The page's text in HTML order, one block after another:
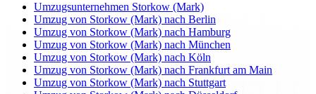
Umzugsunternehmen Storkow (Mark)
Umzug von Storkow (Mark) nach Berlin
Umzug von Storkow (Mark) nach Hamburg
Umzug von Storkow (Mark) nach München
Umzug von Storkow (Mark) nach Köln
Umzug von Storkow (Mark) nach Frankfurt am Main
Umzug von Storkow (Mark) nach Stuttgart